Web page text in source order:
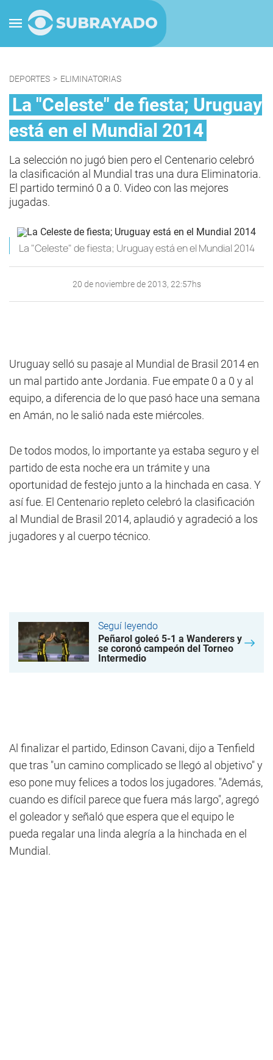
DEPORTES > ELIMINATORIAS
La "Celeste" de fiesta; Uruguay
está en el Mundial 2014
La selección no jugó bien pero el Centenario celebró
la clasificación al Mundial tras una dura Eliminatoria.
El partido terminó 0 a 0. Video con las mejores
jugadas.
La "Celeste" de fiesta; Uruguay está en el Mundial 2014
20 de noviembre de 2013, 22:57hs
Uruguay selló su pasaje al Mundial de Brasil 2014 en
un mal partido ante Jordania. Fue empate 0 a 0 y al
equipo, a diferencia de lo que pasó hace una semana
en Amán, no le salió nada este miércoles.
De todos modos, lo importante ya estaba seguro y el
partido de esta noche era un trámite y una
oportunidad de festejo junto a la hinchada en casa. Y
así fue. El Centenario repleto celebró la clasificación
al Mundial de Brasil 2014, aplaudió y agradeció a los
jugadores y al cuerpo técnico.
Seguí leyendo
Peñarol goleó 5-1 a Wanderers y
se coronó campeón del Torneo
Intermedio
Al finalizar el partido, Edinson Cavani, dijo a Tenfield
que tras "un camino complicado se llegó al objetivo" y
eso pone muy felices a todos los jugadores. "Además,
cuando es difícil parece que fuera más largo", agregó
el goleador y señaló que espera que el equipo le
pueda regalar una linda alegría a la hinchada en el
Mundial.